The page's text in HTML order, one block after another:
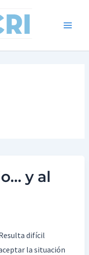
y al
difícil
la situación